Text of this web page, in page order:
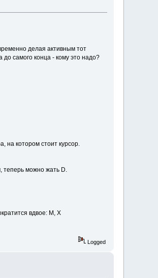
делая активным тот
самого конца - кому это надо?
на котором стоит курсор.
теперь можно жать D.
вдвое: M, X
Logged